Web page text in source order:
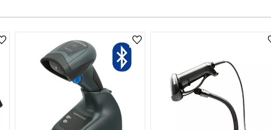
Lägg till i önskelista Lägg till i önskelista